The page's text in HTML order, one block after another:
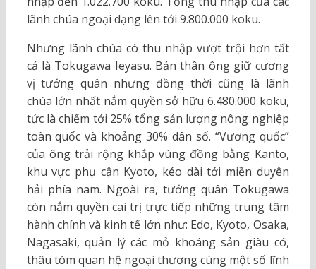
lãnh chúa ngoại dạng lên tới 9.800.000 koku.
Nhưng lãnh chúa có thu nhập vượt trội hơn tất
cả là Tokugawa Ieyasu. Bản thân ông giữ cương
vị tướng quân nhưng đồng thời cũng là lãnh
chúa lớn nhất nắm quyền sở hữu 6.480.000 koku,
tức là chiếm tới 25% tổng sản lượng nông nghiệp
toàn quốc và khoảng 30% dân số. “Vương quốc”
của ông trải rộng khắp vùng đồng bằng Kanto,
khu vực phụ cận Kyoto, kéo dài tới miền duyên
hải phía nam. Ngoài ra, tướng quân Tokugawa
còn nắm quyền cai trị trực tiếp những trung tâm
hành chính và kinh tế lớn như: Edo, Kyoto, Osaka,
Nagasaki, quản lý các mỏ khoáng sản giàu có,
thâu tóm quan hệ ngoại thương cùng một số lĩnh